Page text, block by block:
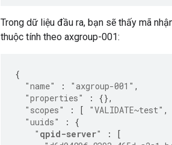
Trong dữ liệu đầu ra, bạn sẽ thấy mã
thuộc tính theo axgroup-001:
{
"name"
: "axgroup-001" ,
"properties"
:
{},
"scopes"
: [ "VALIDATE~test" ,
"uuids"
:
{
" qpid-server" :
[